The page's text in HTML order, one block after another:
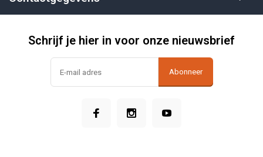
Schrijf je hier in voor onze nieuwsbrief
Abonneer